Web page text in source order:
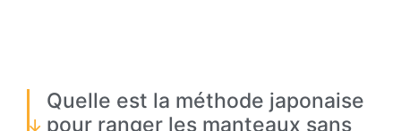
Quelle est la méthode japonaise
pour ranger les manteaux sans